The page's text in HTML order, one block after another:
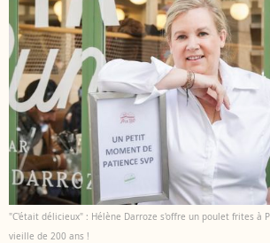
"C'était délicieux" : Hélène Darroze s'offre un poulet frites à
vieille de 200 ans !